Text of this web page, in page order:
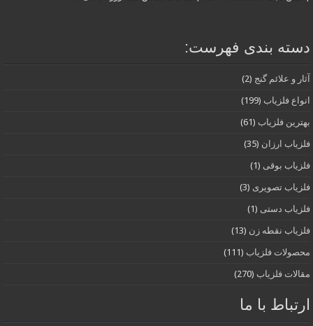
دسته بندی فهرست:
آثار و علائم گنج (2)
انواع فلزیاب (199)
بهترین فلزیاب (61)
فلزیاب ارزان (35)
فلزیاب بوقی (1)
فلزیاب تصویری (3)
فلزیاب دستی (1)
فلزیاب نقطه زن (13)
محصولات فلزیاب (111)
مقالات فلزیاب (270)
ارتباط با ما